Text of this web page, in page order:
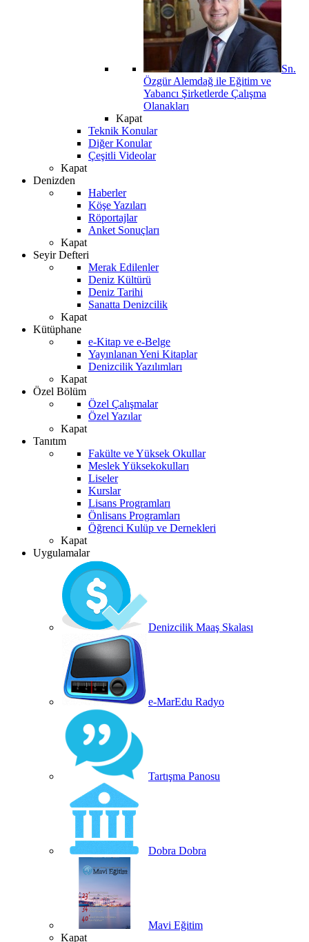
Sn.
Özgür Alemdağ ile Eğitim ve
Yabancı Şirketlerde Çalışma
Olanakları
Kapat
Teknik Konular
Diğer Konular
Çeşitli Videolar
Kapat
Denizden
Haberler
Köşe Yazıları
Röportajlar
Anket Sonuçları
Kapat
Seyir Defteri
Merak Edilenler
Deniz Kültürü
Deniz Tarihi
Sanatta Denizcilik
Kapat
Kütüphane
e-Kitap ve e-Belge
Yayınlanan Yeni Kitaplar
Denizcilik Yazılımları
Kapat
Özel Bölüm
Özel Çalışmalar
Özel Yazılar
Kapat
Tanıtım
Fakülte ve Yüksek Okullar
Meslek Yüksekokulları
Liseler
Kurslar
Lisans Programları
Önlisans Programları
Öğrenci Kulüp ve Dernekleri
Kapat
Uygulamalar
Denizcilik Maaş Skalası
e-MarEdu Radyo
Tartışma Panosu
Dobra Dobra
Mavi Eğitim
Kapat